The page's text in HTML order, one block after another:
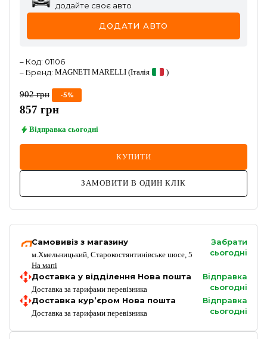
додайте своє авто
ДОДАТИ АВТО
– Код: 01106
– Бренд: MAGNETI MARELLI (Італія )
902 грн -5%
857 грн
Відправка сьогодні
КУПИТИ
ЗАМОВИТИ В ОДИН КЛІК
Самовивіз з магазину
м.Хмельницький, Старокостянтинівське шосе, 5
На мапі
Забрати
сьогодні
Доставка у відділення Нова пошта
Доставка за тарифами перевізника
Відправка
сьогодні
Доставка кур’єром Нова пошта
Доставка за тарифами перевізника
Відправка
сьогодні